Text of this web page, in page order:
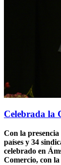
Celebrada la
Con la presencia
países y 34
celebrado en
Comercio, con